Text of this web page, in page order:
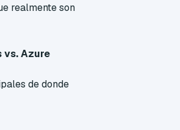
realmente son
vs. Azure
de donde